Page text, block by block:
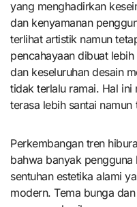
yang menghadirkan
dan kenyamanan
terlihat artistik namun
pencahayaan dibuat
dan keseluruhan desain
tidak terlalu ramai. Hal
terasa lebih santai
Perkembangan tren
bahwa banyak
sentuhan estetika alami
modern. Tema bunga